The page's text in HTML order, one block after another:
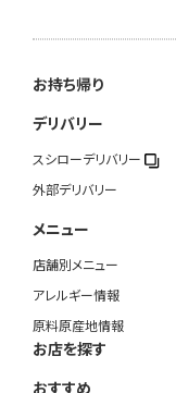
お持ち帰り
デリバリー
スシローデリバリー
外部デリバリー
メニュー
店舗別メニュー
アレルギー情報
原料原産地情報
お店を探す
おすすめ